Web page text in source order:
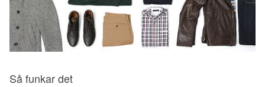
Så funkar det